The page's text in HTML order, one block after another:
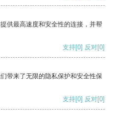
供最高速度和安全性的连接，并帮
支持[0] 反对[0]
带来了无限的隐私保护和安全性保
支持[0] 反对[0]